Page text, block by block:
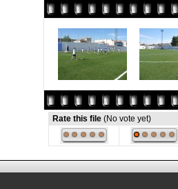
Rate this file (No vote yet)